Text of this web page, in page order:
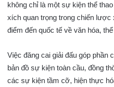
không chỉ là một sự kiện thể
xích quan trọng trong chiến
điểm đến quốc tế về văn hóa,
Việc đăng cai giải đấu góp phần
bản đồ sự kiện toàn cầu, đồng
các sự kiện tầm cỡ, hiện thực